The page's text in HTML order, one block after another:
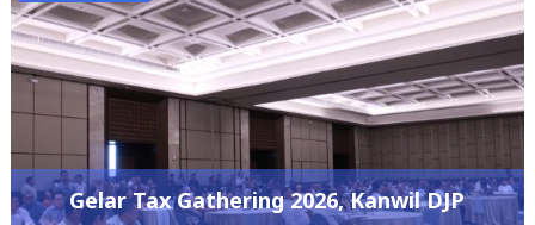
Gelar Tax Gathering 2026, Kanwil DJP